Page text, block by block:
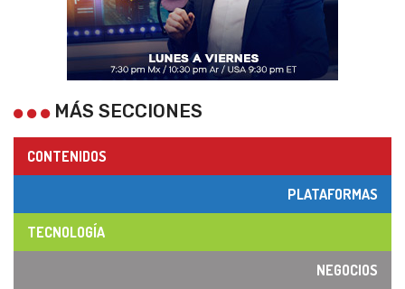
MÁS SECCIONES
CONTENIDOS
PLATAFORMAS
TECNOLOGÍA
NEGOCIOS